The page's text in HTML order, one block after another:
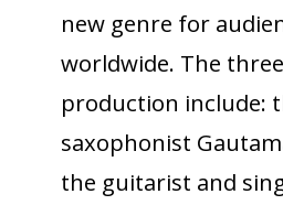
new genre for
worldwide. The
production include:
saxophonist
the guitarist and